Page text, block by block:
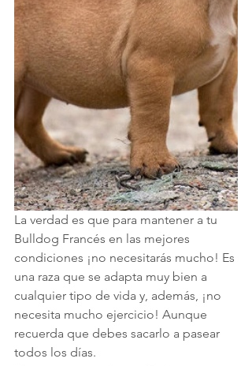
La verdad es que para mantener a tu
Bulldog Francés en las mejores
condiciones ¡no necesitarás mucho! Es
una raza que se adapta muy bien a
cualquier tipo de vida y, además, ¡no
necesita mucho ejercicio! Aunque
recuerda que debes sacarlo a pasear
todos los días.